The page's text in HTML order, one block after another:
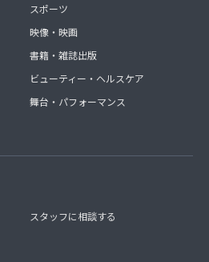
スポーツ
映像・映画
書籍・雑誌出版
ビューティー・ヘルスケア
舞台・パフォーマンス
スタッフに相談する